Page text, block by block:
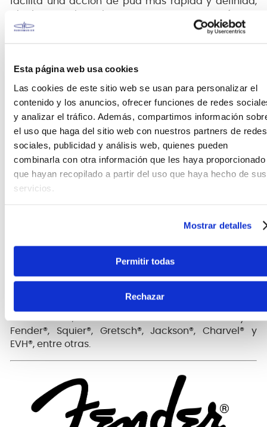
Esta página web usa cookies
Las cookies de este sitio web se usan para personalizar el
contenido y los anuncios, ofrecer funciones de redes
y analizar el tráfico. Además, compartimos información
el uso que haga del sitio web con nuestros partners de redes
sociales, publicidad y análisis web, quienes pueden
combinarla con otra información que les haya proporcionado
que hayan recopilado a partir del uso que haya hecho de sus
servicios.
Mostrar detalles
Permitir todas
Rechazar
ideal para solos veloces y para generar armónicos
con claridad y proyección.
durante décadas, reconocido por su tacto natural y
su tono cálido y redondo. Estas púas mantienen esa
esencia clásica mientras ofrecen la durabilidad y
consistencia que los músicos modernos necesitan.
Características destacadas
Paquete de 12 púas
Diseño cómodo para acción rápida y
Sinónimo de todo lo relacionado con el rock and
Fender®, Squier®, Gretsch®, Jackson®, Charvel® y
EVH®, entre otras.